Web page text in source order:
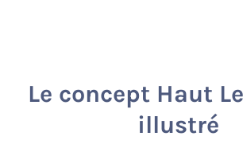
Le concept Haut
illustré